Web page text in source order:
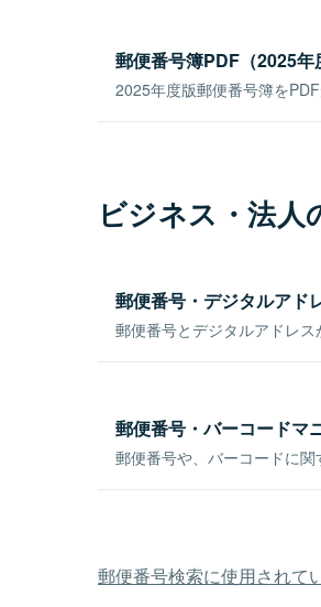
郵便番号簿PDF（2025年
2025年度版郵便番号簿を
ビジネス・法人
郵便番号・デジタルアド
郵便番号とデジタルアドレス
郵便番号・バーコードマ
郵便番号や、バーコードに関
郵便番号検索に使用されて